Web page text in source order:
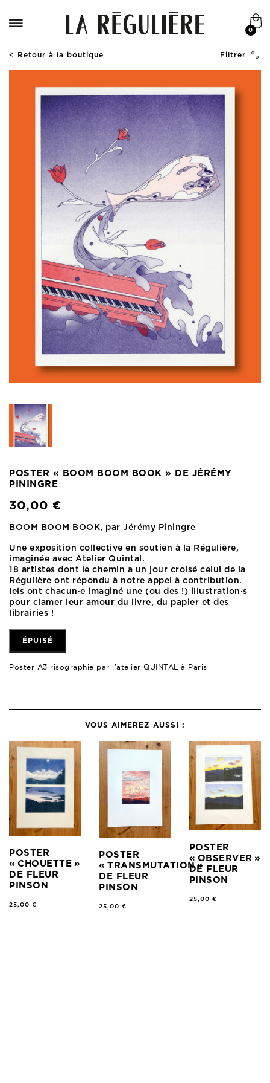
0
< Retour à la boutique Filtrer
POSTER « BOOM BOOM BOOK » DE JÉRÉMY
PININGRE
30,00 €
BOOM BOOM BOOK, par Jérémy Piningre
Une exposition collective en soutien à la Régulière,
imaginée avec Atelier Quintal.
18 artistes dont le chemin a un jour croisé celui de la
Régulière ont répondu à notre appel à contribution.
Iels ont chacun·e imaginé une (ou des !) illustration·s
pour clamer leur amour du livre, du papier et des
librairies !
ÉPUISÉ
Poster A3 risographié par l’atelier QUINTAL à Paris
VOUS AIMEREZ AUSSI :
POSTER
« CHOUETTE »
DE FLEUR
PINSON
25,00 €
POSTER
« TRANSMUTATION »
DE FLEUR
PINSON
25,00€
POSTER
« OBSERVER »
DE FLEUR
PINSON
25,00 €